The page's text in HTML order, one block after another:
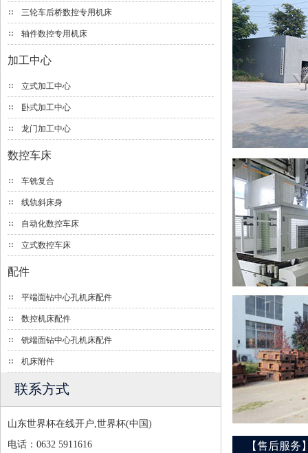
三轮车后桥数控专用机床
轴件数控专用机床
加工中心
立式加工中心
卧式加工中心
龙门加工中心
数控车床
车铣复合
线轨斜床身
自动化数控车床
立式数控车床
配件
平端面钻中心孔机床配件
数控机床配件
铣端面钻中心孔机床配件
机床附件
联系方式
山东世界杯在线开户,世界杯(中国)
电话：0632 5911616
【售后服务